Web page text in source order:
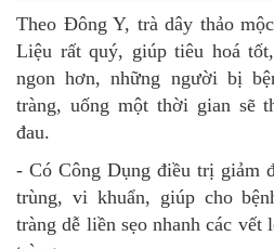
Theo Đông Y, trà dây thảo
Liệu rất quý, giúp tiêu hoá
ngon hơn, những người bị
tràng, uống một thời gian sẽ
đau.
- Có Công Dụng điều trị giảm
trùng, vi khuẩn, giúp cho
tràng dễ liền sẹo nhanh các vết